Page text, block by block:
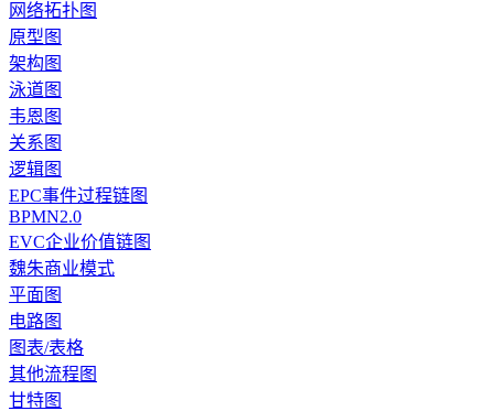
网络拓扑图
原型图
架构图
泳道图
韦恩图
关系图
逻辑图
EPC事件过程链图
BPMN2.0
EVC企业价值链图
魏朱商业模式
平面图
电路图
图表/表格
其他流程图
甘特图